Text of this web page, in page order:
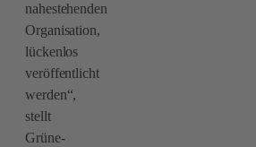
nahestehenden
Organisation,
lückenlos
veröffentlicht
werden“,
stellt
Grüne-